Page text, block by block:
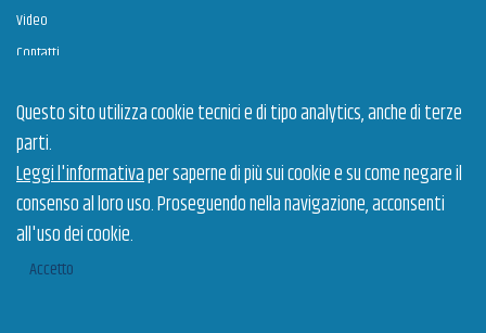
Video
Contatti
Estrazione dei Talenti è un intervento cofinanziato dall’Unione Europea a valere sul POR
dell'occupazione e il sostegno alla mobilità professionale" e OT X “Investire nell’istruzione,
nella formazione e nella formazione professionale per le competenze e l’apprendimento
permanente” – Azioni 8.5.1 e 10.4.2”.
Gestione dell'intervento
Questo sito utilizza cookie tecnici e di tipo analytics, anche di terze
parti.
Leggi l'informativaper saperne di più sui cookie e su come negare il
consenso al loro uso. Proseguendo nella navigazione, acconsenti
all'uso dei cookie.
Accetto